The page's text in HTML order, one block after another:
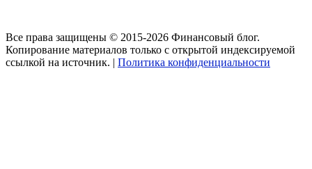
Все права защищены © 2015-2026 Финансовый блог.
Копирование материалов только с открытой индексируемой
ссылкой на источник. | Политика конфиденциальности